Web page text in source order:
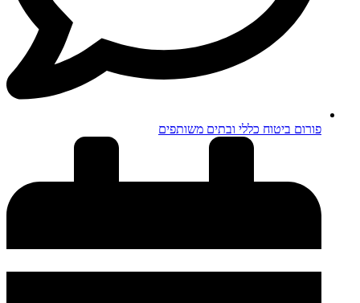
פורום ביטוח כללי ובתים משותפים